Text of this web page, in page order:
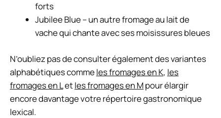
forts
Jubilee Blue – un autre fromage au lait de
vache qui chante avec ses moisissures bleues
N’oubliez pas de consulter également des variantes
alphabétiques commeles fromages en K, les
fromages en Letles fromages en Mpour élargir
encore davantage votre répertoire gastronomique
lexical.